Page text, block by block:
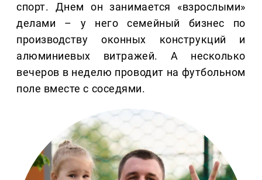
спорт. Днем он занимается «взрослыми»
делами – у него семейный бизнес по
производству оконных конструкций и
алюминиевых витражей. А несколько
вечеров в неделю проводит на футбольном
поле вместе с соседями.